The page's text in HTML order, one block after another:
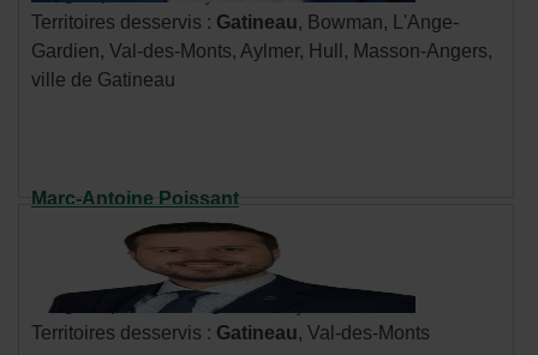
dans
une
Territoires desservis : Gatineau, Bowman, L'Ange-
Gardien, Val-des-Monts, Aylmer, Hull, Masson-Angers,
ville de Gatineau
Marc-Antoine Poissant
Cellulaire : 819 639-2546
Communiquer par courriel
- Cet
hyperlien
s'ouvrira
dans
Langues parlées : anglais, français
Territoires desservis : Gatineau, Val-des-Monts